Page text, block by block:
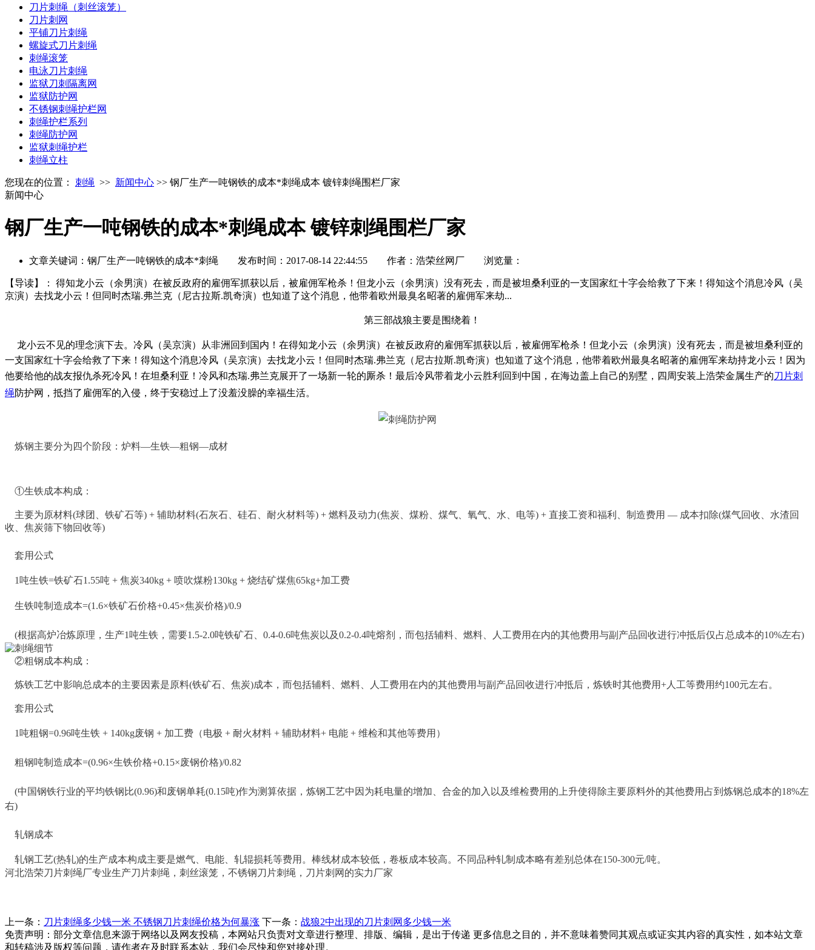
刀片刺绳（刺丝滚笼）
刀片刺网
平铺刀片刺绳
螺旋式刀片刺绳
刺绳滚笼
电泳刀片刺绳
监狱刀刺隔离网
监狱防护网
不锈钢刺绳护栏网
刺绳护栏系列
刺绳防护网
监狱刺绳护栏
刺绳立柱
您现在的位置： 刺绳 >> 新闻中心 >> 钢厂生产一吨钢铁的成本*刺绳成本 镀锌刺绳围栏厂家
新闻中心
钢厂生产一吨钢铁的成本*刺绳成本 镀锌刺绳围栏厂家
文章关键词：钢厂生产一吨钢铁的成本*刺绳 发布时间：2017-08-14 22:44:55 作者：浩荣丝网厂 浏览量：
【导读】：
得知龙小云（余男演）在被反政府的雇佣军抓获以后，被雇佣军枪杀！但龙小云（余男演）没有死去，而是被坦桑利亚的一支国家红十字会给救了下来！得知这个消息冷风（吴
京演）去找龙小云！但同时杰瑞.弗兰克（尼古拉斯.凯奇演）也知道了这个消息，他带着欧州最臭名昭著的雇佣军来劫...
第三部战狼主要是围绕着！
龙小云不见的理念演下去。冷风（吴京演）从非洲回到国内！在得知龙小云（余男演）在被反政府的雇佣军抓获以后，被雇佣军枪杀！但龙小云（余男演）没有死去，而是被坦桑利亚的
一支国家红十字会给救了下来！得知这个消息冷风（吴京演）去找龙小云！但同时杰瑞.弗兰克（尼古拉斯.凯奇演）也知道了这个消息，他带着欧州最臭名昭著的雇佣军来劫持龙小云！因为
他要给他的战友报仇杀死冷风！在坦桑利亚！冷风和杰瑞.弗兰克展开了一场新一轮的厮杀！最后冷风带着龙小云胜利回到中国，在海边盖上自己的别墅，四周安装上浩荣金属生产的刀片刺
绳防护网，抵挡了雇佣军的入侵，终于安稳过上了没羞没臊的幸福生活。
炼钢主要分为四个阶段：炉料—生铁—粗钢—成材
①生铁成本构成：
主要为原材料(球团、铁矿石等) + 辅助材料(石灰石、硅石、耐火材料等) + 燃料及动力(焦炭、煤粉、煤气、氧气、水、电等) + 直接工资和福利、制造费用 — 成本扣除(煤气回收、水渣回
收、焦炭筛下物回收等)
套用公式
1吨生铁=铁矿石1.55吨 + 焦炭340kg + 喷吹煤粉130kg + 烧结矿煤焦65kg+加工费
生铁吨制造成本=(1.6×铁矿石价格+0.45×焦炭价格)/0.9
(根据高炉冶炼原理，生产1吨生铁，需要1.5-2.0吨铁矿石、0.4-0.6吨焦炭以及0.2-0.4吨熔剂，而包括辅料、燃料、人工费用在内的其他费用与副产品回收进行冲抵后仅占总成本的10%左右)
②粗钢成本构成：
炼铁工艺中影响总成本的主要因素是原料(铁矿石、焦炭)成本，而包括辅料、燃料、人工费用在内的其他费用与副产品回收进行冲抵后，炼铁时其他费用+人工等费用约100元左右。
套用公式
1吨粗钢=0.96吨生铁 + 140kg废钢 + 加工费（电极 + 耐火材料 + 辅助材料+ 电能 + 维检和其他等费用）
粗钢吨制造成本=(0.96×生铁价格+0.15×废钢价格)/0.82
(中国钢铁行业的平均铁钢比(0.96)和废钢单耗(0.15吨)作为测算依据，炼钢工艺中因为耗电量的增加、合金的加入以及维检费用的上升使得除主要原料外的其他费用占到炼钢总成本的18%左
右)
轧钢成本
轧钢工艺(热轧)的生产成本构成主要是燃气、电能、轧辊损耗等费用。棒线材成本较低，卷板成本较高。不同品种轧制成本略有差别总体在150-300元/吨。
河北浩荣刀片刺绳厂专业生产刀片刺绳，刺丝滚笼，不锈钢刀片刺绳，刀片刺网的实力厂家
上一条： 刀片刺绳多少钱一米 不锈钢刀片刺绳价格为何暴涨 下一条： 战狼2中出现的刀片刺网多少钱一米
免责声明：部分文章信息来源于网络以及网友投稿，本网站只负责对文章进行整理、排版、编辑，是出于传递 更多信息之目的，并不意味着赞同其观点或证实其内容的真实性，如本站文章
和转稿涉及版权等问题，请作者在及时联系本站，我们会尽快和您对接处理。